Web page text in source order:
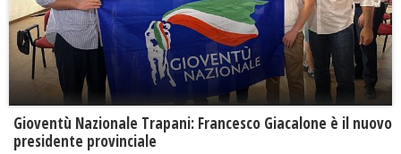
Gioventù Nazionale Trapani: Francesco Giacalone è il nuovo
presidente provinciale